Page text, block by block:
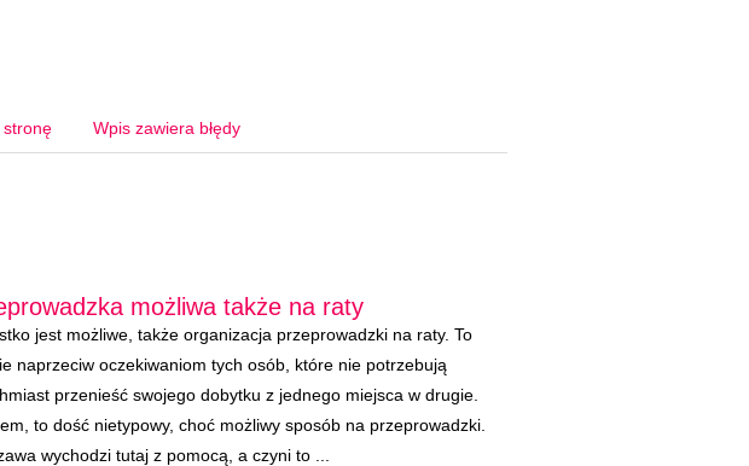
stronę Wpis zawiera błędy
możliwa także na raty
jest możliwe, także organizacja przeprowadzki na raty. To
naprzeciw oczekiwaniom tych osób, które nie potrzebują
przenieść swojego dobytku z jednego miejsca w drugie.
to dość nietypowy, choć możliwy sposób na przeprowadzki.
wychodzi tutaj z pomocą, a czyni to ...